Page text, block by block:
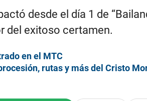
desde el día 1 de
del exitoso certamen.
en el MTC
rutas y más del Cristo